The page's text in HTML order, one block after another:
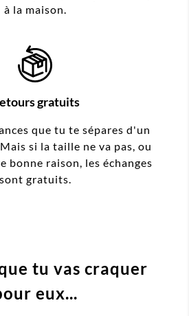
à la maison.
gratuits
que tu te sépares d'un
si la taille ne va pas, ou
bonne raison, les échanges
sont gratuits.
tu vas craquer
eux...